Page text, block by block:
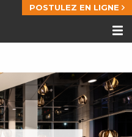
POSTULEZ EN LIGNE